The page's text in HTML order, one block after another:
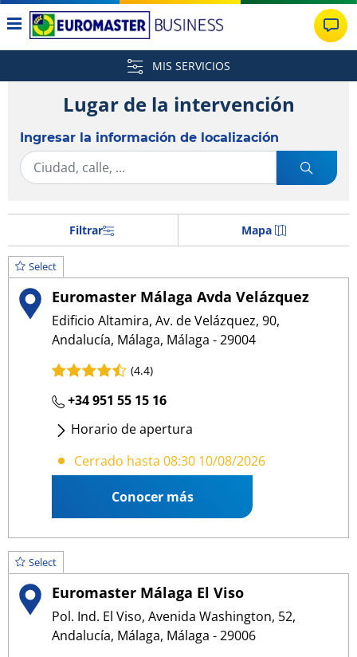
MIS SERVICIOS
Lugar de la intervención
Ingresar la información de localización
Filtrar Mapa
Select
Euromaster Málaga Avda Velázquez
Edificio Altamira, Av. de Velázquez, 90,
Andalucía, Málaga, Málaga - 29004
(4.4)
+34 951 55 15 16
Horario de apertura
Lunes- Viernes: 08:30 18:30
Cerrado hasta 08:30 10/08/2026
Conocer más
Select
Euromaster Málaga El Viso
Pol. Ind. El Viso, Avenida Washington, 52,
Andalucía, Málaga, Málaga - 29006